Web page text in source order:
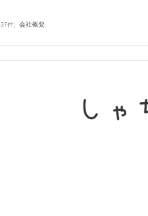
37件） 会社概要